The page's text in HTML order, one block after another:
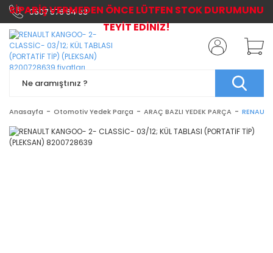
0507 576 64 03
Anasayfa Otomotiv Yedek Parça ARAÇ BAZLI YEDEK PARÇA
SİPARİŞ VERMEDEN ÖNCE LÜTFEN STOK DURUMUNU
TEYİT EDİNİZ!